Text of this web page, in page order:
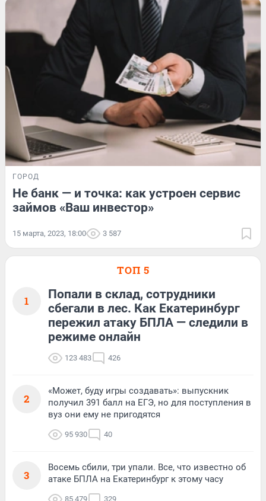
ГОРОД
Не банк — и точка: как устроен сервис
займов «Ваш инвестор»
15 марта, 2023, 18:00 3 587
ТОП 5
1
Попали в склад, сотрудники
сбегали в лес. Как Екатеринбург
пережил атаку БПЛА — следили в
режиме онлайн
123 483 426
2
«Может, буду игры создавать»: выпускник
получил 391 балл на ЕГЭ, но для поступления в
вуз они ему не пригодятся
95 930 40
3
Восемь сбили, три упали. Все, что известно об
атаке БПЛА на Екатеринбург к этому часу
85 479 329